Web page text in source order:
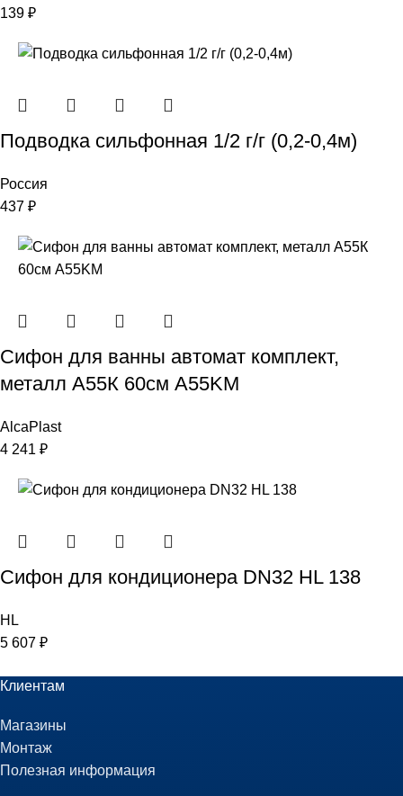
139 ₽
Подводка сильфонная 1/2 г/г (0,2-0,4м)
Россия
437 ₽
Сифон для ванны автомат комплект,
металл А55К 60см A55KM
AlcaPlast
4 241 ₽
Сифон для кондиционера DN32 HL 138
HL
5 607 ₽
Клиентам
Магазины
Монтаж
Полезная информация